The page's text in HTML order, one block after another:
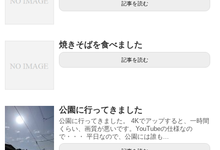
記事を読む
焼きそばを食べました
記事を読む
公園に行ってきました
公園に行ってきました。 4Kでアップすると、一時間
くらい、画質が悪いです。YouTubeの仕様なの
で・・・ 平日なので、公園には誰も...